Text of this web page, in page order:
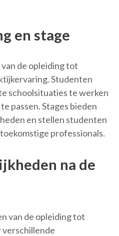
en stage
de opleiding tot
Studenten
schoolsituaties te werken
passen. Stages bieden
en stellen studenten
professionals.
na de
van de opleiding tot
verschillende